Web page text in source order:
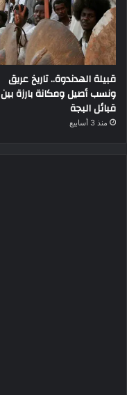
قبيلة الهدندوة.. تاريخ عريق
ونسب أصيل ومكانة بارزة بين
قبائل البجة
منذ 3 أسابيع